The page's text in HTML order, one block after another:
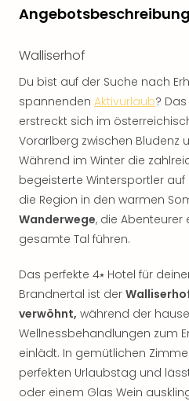
Angebotsbeschreibung
Walliserhof
Du bist auf der Suche nach
spannenden Aktivurlaub? Das
erstreckt sich im
Vorarlberg zwischen Bludenz
Während im Winter die
begeisterte Wintersportler auf
die Region in den warmen
Wanderwege, die
gesamte Tal führen.
Das perfekte 4⭑ Hotel für
Brandnertal ist der
verwöhnt, während der
Wellnessbehandlungen zum
einlädt. In gemütlichen
perfekten Urlaubstag und
oder einem Glas Wein